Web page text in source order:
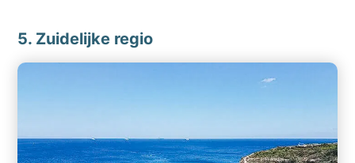
5. Zuidelijke regio